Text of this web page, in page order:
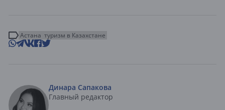
Астана туризм в Казахстане
Динара Сапакова
Главный редактор